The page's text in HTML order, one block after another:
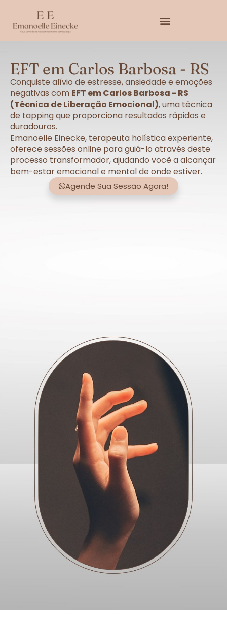
EFT em Carlos Barbosa - RS
Conquiste alívio de estresse, ansiedade e emoções
negativas com EFT em Carlos Barbosa - RS
(Técnica de Liberação Emocional), uma técnica
de tapping que proporciona resultados rápidos e
duradouros.
Emanoelle Einecke, terapeuta holística experiente,
oferece sessões online para guiá-lo através deste
processo transformador, ajudando você a alcançar
bem-estar emocional e mental de onde estiver.
Agende Sua Sessão Agora!